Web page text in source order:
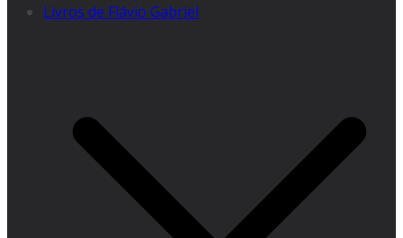
Livros de Flávio Gabriel